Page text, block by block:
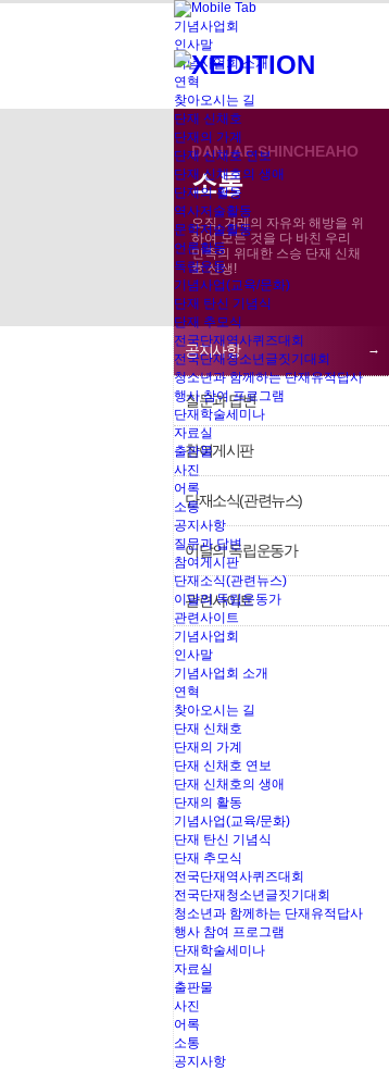
기념사업회
인사말
기념사업회 소개
연혁
찾아오시는 길
단재 신채호
단재의 가계
단재 신채호 연보
단재 신채호의 생애
단재의 활동
역사저술활동
문학저술활동
언론활동
독립운동
기념사업(교육/문화)
단재 탄신 기념식
단재 추모식
전국단재역사퀴즈대회
전국단재청소년글짓기대회
청소년과 함께하는 단재유적답사
행사 참여 프로그램
단재학술세미나
자료실
출판물
사진
어록
소통
공지사항
질문과 답변
참여게시판
단재소식(관련뉴스)
이달의 독립운동가
관련사이트
기념사업회
인사말
기념사업회 소개
연혁
찾아오시는 길
단재 신채호
단재의 가계
단재 신채호 연보
단재 신채호의 생애
단재의 활동
기념사업(교육/문화)
단재 탄신 기념식
단재 추모식
전국단재역사퀴즈대회
전국단재청소년글짓기대회
청소년과 함께하는 단재유적답사
행사 참여 프로그램
단재학술세미나
자료실
출판물
사진
어록
소통
공지사항
DANJAE SHINCHEAHO
소통
오직, 겨레의 자유와 해방을 위
하여 모든 것을 다 바친 우리
민족의 위대한 스승 단재 신채
호 선생!
소통
공지사항
공지사항
질문과 답변
참여게시판
단재소식(관련뉴스)
이달의 독립운동가
관련사이트